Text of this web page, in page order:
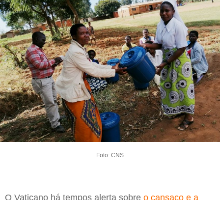
Foto: CNS
O Vaticano há tempos alerta sobre o cansaço e a